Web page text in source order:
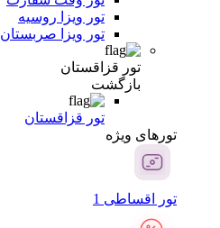
تور ویزا روسیه
تور ویزا صربستان
تور قزاقستان
بازگشت
تور قزاقستان
تور‌های ویژه
تور اقساطی 1